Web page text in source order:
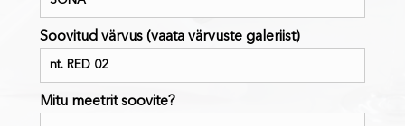
Soovitud värvus (vaata värvuste galeriist)
Mitu meetrit soovite?